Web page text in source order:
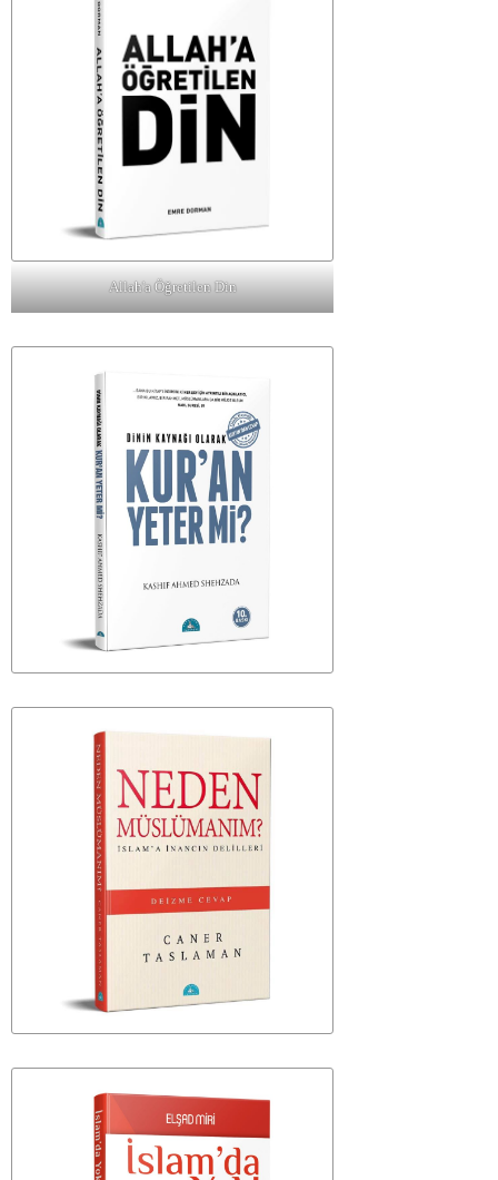
Allah'a Öğretilen Din